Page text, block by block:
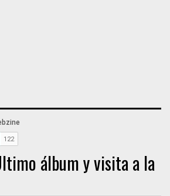
álbum y visita a la